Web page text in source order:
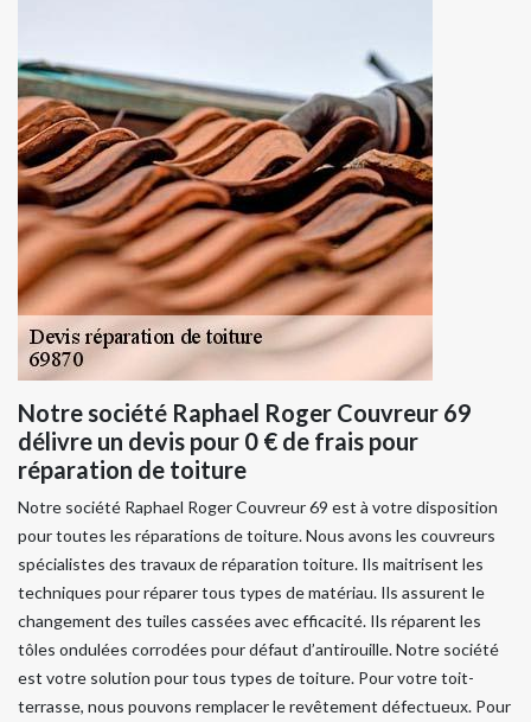
Notre société Raphael Roger Couvreur 69
délivre un devis pour 0 € de frais pour
réparation de toiture
Notre société Raphael Roger Couvreur 69 est à votre disposition
pour toutes les réparations de toiture. Nous avons les couvreurs
spécialistes des travaux de réparation toiture. Ils maitrisent les
techniques pour réparer tous types de matériau. Ils assurent le
changement des tuiles cassées avec efficacité. Ils réparent les
tôles ondulées corrodées pour défaut d’antirouille. Notre société
est votre solution pour tous types de toiture. Pour votre toit-
terrasse, nous pouvons remplacer le revêtement défectueux. Pour